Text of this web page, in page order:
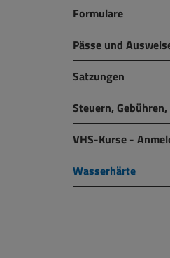
Formulare
Pässe und
Satzungen
Steuern,
VHS-Kurse -
Wasserhärte